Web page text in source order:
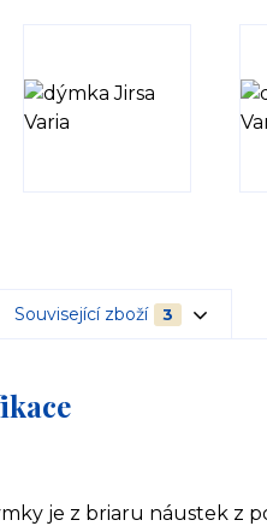
Související zboží 3
je z briaru náustek z